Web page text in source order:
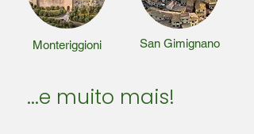
Monteriggioni San Gimignano
...e muito mais!